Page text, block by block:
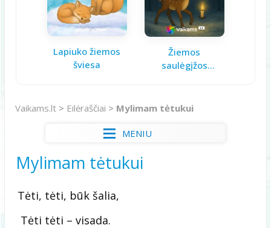
Lapiuko žiemos
šviesa
Žiemos
saulėgįžos
Vaikams.lt > Eilėraščiai > Mylimam tėtukui
MENIU
Mylimam tėtukui
Tėti, tėti, būk šalia,
Tėti tėti – visada.